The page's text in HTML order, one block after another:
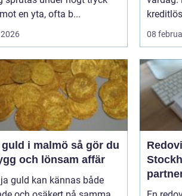
en yta, ofta b...
08
i malmö så gör du
och lönsam affär
guld kan kännas både